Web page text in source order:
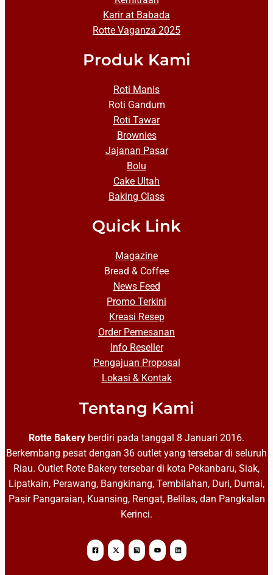
Karir at Babada
Rotte Vaganza 2025
Produk Kami
Roti Manis
Roti Gandum
Roti Tawar
Brownies
Jajanan Pasar
Bolu
Cake Ultah
Baking Class
Quick Link
Magazine
Bread & Coffee
News Feed
Promo Terkini
Kreasi Resep
Order Pemesanan
Info Reseller
Pengajuan Proposal
Lokasi & Kontak
Tentang Kami
Rotte Bakery berdiri pada tanggal 8 Januari 2016.
Berkembang pesat dengan 36 outlet yang tersebar di seluruh
Riau. Outlet Rote Bakery tersebar di kota Pekanbaru, Siak,
Lipatkain, Perawang, Bangkinang, Tembilahan, Duri, Dumai,
Pasir Pangaraian, Kuansing, Rengat, Belilas, dan Pangkalan
Kerinci.